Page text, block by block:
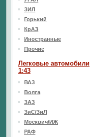
ЗИЛ
Горький
КрАЗ
Иностранные
Прочие
Легковые автомобили
1:43
ВАЗ
Волга
ЗАЗ
ЗиС/ЗиЛ
Москвич/ИЖ
РАФ